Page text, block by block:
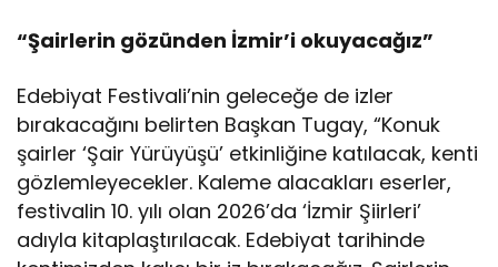
“Şairlerin gözünden İzmir’i okuyacağız”
Edebiyat Festivali’nin geleceğe de izler
bırakacağını belirten Başkan Tugay, “Konuk
şairler ‘Şair Yürüyüşü’ etkinliğine katılacak, kenti
gözlemleyecekler. Kaleme alacakları eserler,
festivalin 10. yılı olan 2026’da ‘İzmir Şiirleri’
adıyla kitaplaştırılacak. Edebiyat tarihinde